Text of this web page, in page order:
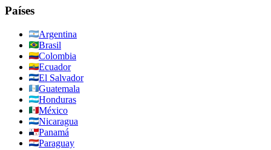
Países
Argentina
Brasil
Colombia
Ecuador
El Salvador
Guatemala
Honduras
México
Nicaragua
Panamá
Paraguay